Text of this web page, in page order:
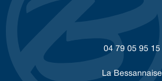
04 79 05 95 15
La Bessannaise